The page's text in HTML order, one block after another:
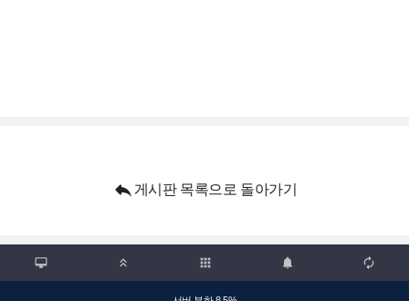
 게시판 목록으로 돌아가기
  apps  